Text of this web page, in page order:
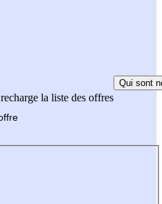
la liste des offres
Qui sont